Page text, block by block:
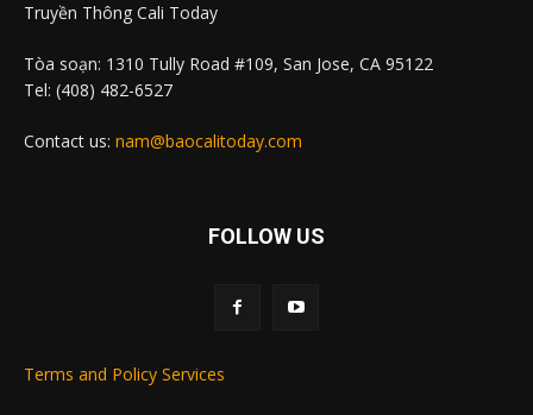
Truyền Thông Cali Today
Tòa soạn: 1310 Tully Road #109, San Jose, CA 95122
Tel: (408) 482-6527
Contact us: nam@baocalitoday.com
FOLLOW US
Terms and Policy Services